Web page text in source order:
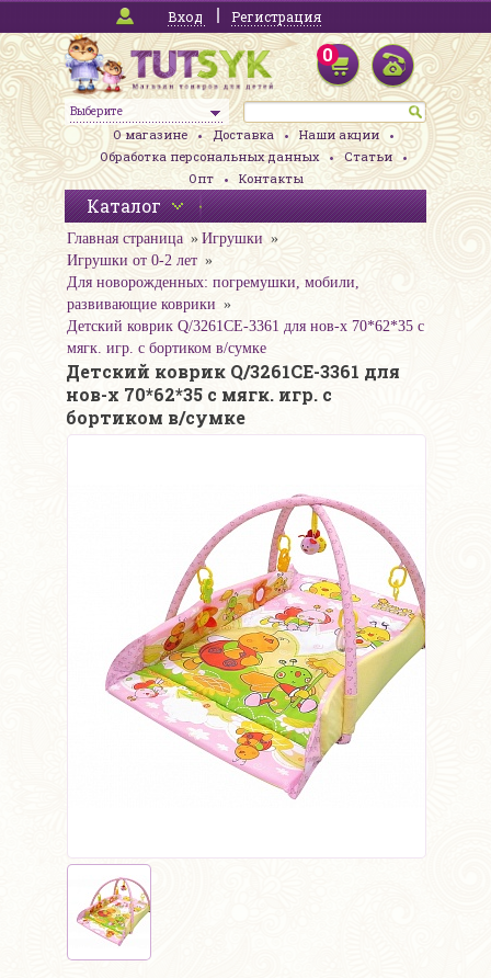
Вход Регистрация
Выберите
0
О магазине Доставка
Наши акции
Обработка персональных данных
Статьи
Опт
Контакты
Каталог
Главная страница
Игрушки
Игрушки от 0-2 лет
Для новорожденных: погремушки, мобили,
развивающие коврики
Детский коврик Q/3261CE-3361 для нов-х 70*62*35 с
мягк. игр. с бортиком в/сумке
Детский коврик Q/3261CE-3361 для
нов-х 70*62*35 с мягк. игр. с
бортиком в/сумке